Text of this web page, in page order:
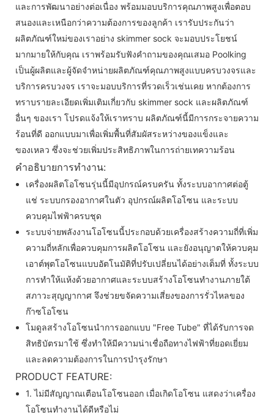
และการพัฒนาอย่างต่อเนื่อง พร้อมมอบบริการคุณภาพสูงเพื่อตอบ
สนองและเหนือกว่าความต้องการของลูกค้า เรารับประกันว่า
ผลิตภัณฑ์ใหม่ของเราอย่าง skimmer sock จะมอบประโยชน์
มากมายให้กับคุณ เราพร้อมรับฟังคำถามของคุณเสมอ Poolking
เป็นผู้ผลิตและผู้จัดจำหน่ายผลิตภัณฑ์คุณภาพสูงแบบครบวงจรและ
บริการครบวงจร เราจะมอบบริการที่รวดเร็วเช่นเคย หากต้องการ
ทราบรายละเอียดเพิ่มเติมเกี่ยวกับ skimmer sock และผลิตภัณฑ์
อื่นๆ ของเรา โปรดแจ้งให้เราทราบ ผลิตภัณฑ์นี้มีการกระจายความ
ร้อนที่ดี ออกแบบมาเพื่อเพิ่มพื้นที่สัมผัสระหว่างของแข็งและ
ของเหลว ซึ่งจะช่วยเพิ่มประสิทธิภาพในการถ่ายเทความร้อน
คำอธิบายการทำงาน:
เครื่องผลิตโอโซนรุ่นนี้มีอุปกรณ์ครบครัน ทั้งระบบอากาศต่อตู้
แช่ ระบบกรองอากาศในตัว อุปกรณ์ผลิตโอโซน และระบบ
ควบคุมไฟฟ้าครบชุด
ระบบจ่ายพลังงานโอโซนนี้ประกอบด้วยเครื่องสร้างความถี่ที่เพิ่ม
ความถี่หลักเพื่อควบคุมการผลิตโอโซน และยังอนุญาตให้ควบคุม
เอาต์พุตโอโซนแบบอัตโนมัติที่ปรับเปลี่ยนได้อย่างเต็มที่ ทั้งระบบ
การทำให้แห้งด้วยอากาศและระบบสร้างโอโซนทำงานภายใต้
สภาวะสุญญากาศ จึงช่วยขจัดความเสี่ยงของการรั่วไหลของ
ก๊าซโอโซน
โมดูลสร้างโอโซนนำการออกแบบ "Free Tube" ที่ได้รับการจด
สิทธิบัตรมาใช้ ซึ่งทำให้มีความน่าเชื่อถือทางไฟฟ้าที่ยอดเยี่ยม
และลดความต้องการในการบำรุงรักษา
PRODUCT FEATURE:
1. ไม่มีสัญญาณเตือนโอโซนออก เมื่อเกิดโอโซน แสดงว่าเครื่อง
โอโซนทำงานได้ดีหรือไม่